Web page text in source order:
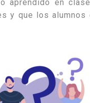
en
y que los alumnos